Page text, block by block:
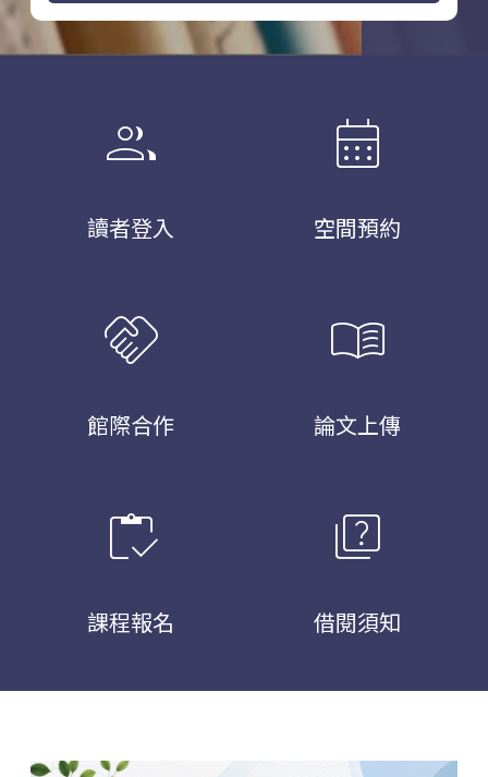
group
讀者登入
calendar_month
空間預約
handshake
館際合作
menu_book
論文上傳
inventory
課程報名
quiz
借閱須知